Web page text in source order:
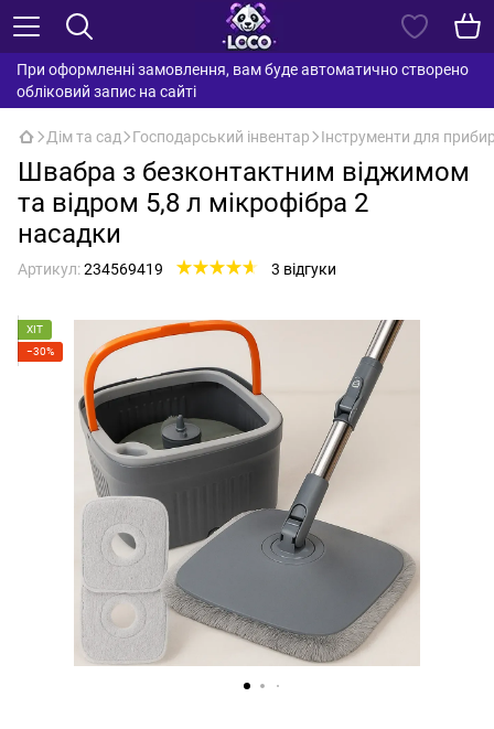
При оформленні замовлення, вам буде автоматично створено
обліковий запис на сайті
Дім та сад Господарський інвентар Інструменти для
Швабра з безконтактним віджимом
та відром 5,8 л мікрофібра 2
насадки
Артикул:234569419 3 відгуки
ХІТ
−30%